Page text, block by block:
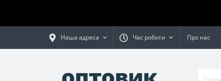
Наша адреса Час роботи Про нас